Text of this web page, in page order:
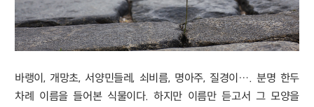
바랭이, 개망초, 서양민들레, 쇠비름, 명아주, 질경이…. 분명 한두
차례 이름을 들어본 식물이다. 하지만 이름만 듣고서 그 모양을